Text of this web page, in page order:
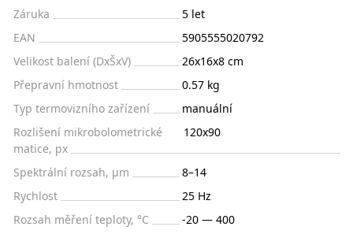
Záruka
5 let
EAN
5905555020792
Velikost balení (DxŠxV)
26x16x8 cm
Přepravní hmotnost
0.57 kg
Typ termovizního zařízení
manuální
Rozlišení mikrobolometrické
matice, px
120x90
Spektrální rozsah, μm
8–14
Rychlost
25 Hz
Rozsah měření teploty, °С
-20 — 400